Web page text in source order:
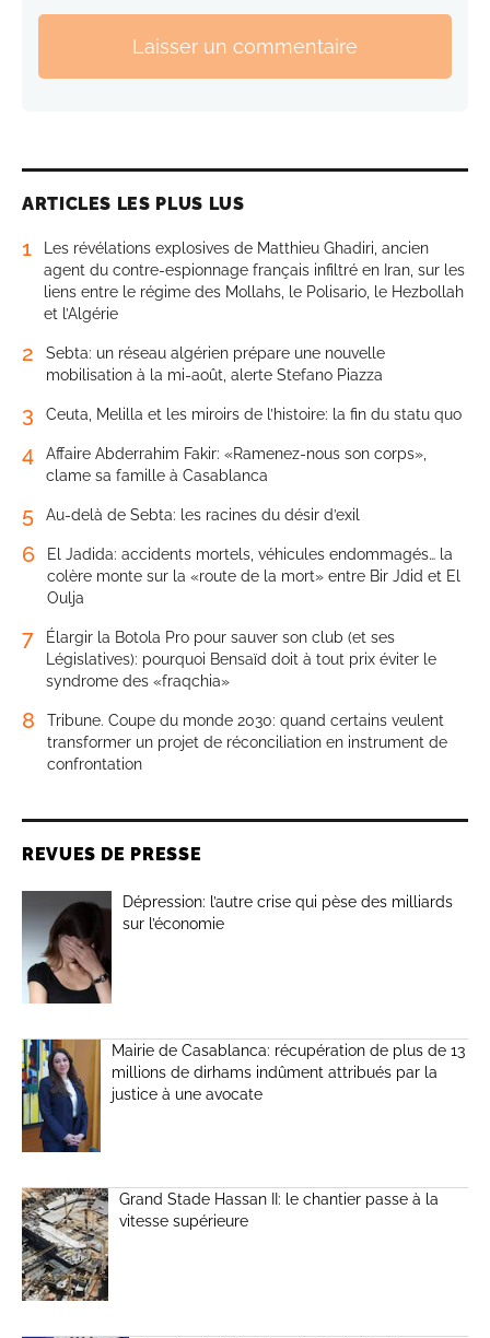
Laisser un commentaire
ARTICLES LES PLUS LUS
1
Les révélations explosives de Matthieu Ghadiri, ancien
agent du contre-espionnage français infiltré en Iran, sur les
liens entre le régime des Mollahs, le Polisario, le Hezbollah
et l’Algérie
2
Sebta: un réseau algérien prépare une nouvelle
mobilisation à la mi-août, alerte Stefano Piazza
3 Ceuta, Melilla et les miroirs de l’histoire: la fin du statu quo
4
Affaire Abderrahim Fakir: «Ramenez-nous son corps»,
clame sa famille à Casablanca
5 Au-delà de Sebta: les racines du désir d’exil
6
El Jadida: accidents mortels, véhicules endommagés… la
colère monte sur la «route de la mort» entre Bir Jdid et El
Oulja
7
Élargir la Botola Pro pour sauver son club (et ses
Législatives): pourquoi Bensaïd doit à tout prix éviter le
syndrome des «fraqchia»
8
Tribune. Coupe du monde 2030: quand certains veulent
transformer un projet de réconciliation en instrument de
confrontation
REVUES DE PRESSE
Dépression: l’autre crise qui pèse des milliards
sur l’économie
Mairie de Casablanca: récupération de plus de 13
millions de dirhams indûment attribués par la
justice à une avocate
Grand Stade Hassan II: le chantier passe à la
vitesse supérieure